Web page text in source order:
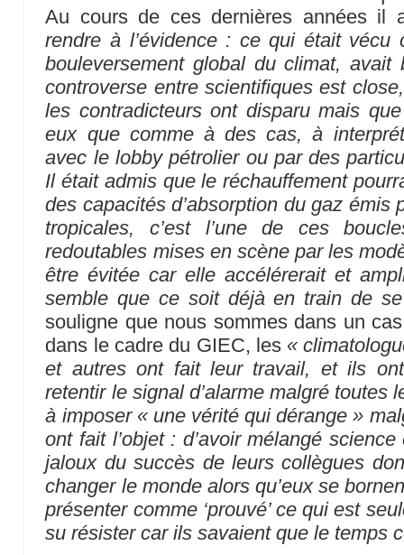
Au cours de ces dernières années il
rendre à l’évidence : ce qui était vécu
bouleversement global du climat,
controverse entre scientifiques est
les contradicteurs ont disparu mais
eux que comme à des cas, à
avec le lobby pétrolier ou par des
Il était admis que le réchauffement
des capacités d’absorption du gaz émis
tropicales, c’est l’une de ces
redoutables mises en scène par les
être évitée car elle accélérerait et
semble que ce soit déjà en train de
souligne que nous sommes dans un
dans le cadre du GIEC, les «
et autres ont fait leur travail, et ils
retentir le signal d’alarme malgré toutes
à imposer « une vérité qui dérange »
ont fait l’objet : d’avoir mélangé
jaloux du succès de leurs collègues
changer le monde alors qu’eux se
présenter comme ‘prouvé’ ce qui est
su résister car ils savaient que le temps